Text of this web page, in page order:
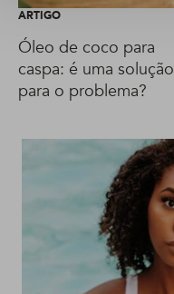
ARTIGO
Óleo de coco para
caspa: é uma solução
para o problema?